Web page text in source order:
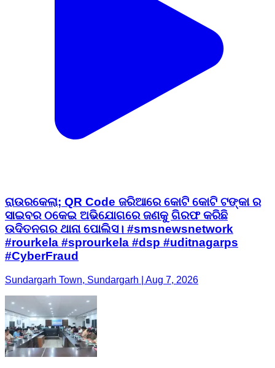
ରାଉରକେଲା; QR Code ଜରିଆରେ କୋଟି କୋଟି ଟଙ୍କା ର
ସାଇବର ଠକେଇ ଅଭିଯୋଗରେ ଜଣକୁ ଗିରଫ କରିଛି
ଉଦିତନଗର ଥାନା ପୋଲିସ। #smsnewsnetwork
#rourkela #sprourkela #dsp #uditnagarps
#CyberFraud
Sundargarh Town, Sundargarh | Aug 7, 2026